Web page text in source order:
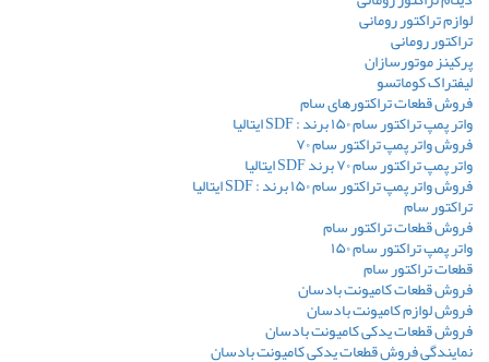
لوازم تراکتور رومانی
تراکتور رومانی
پرکینز موتورسازان
لیفتراک کوماتسو
فروش قطعات تراکتورهای سام
واتر پمپ تراکتور سام ۱۵۰ برند : SDF ایتالیا
فروش واتر پمپ تراکتور سام ۷۰
واتر پمپ تراکتور سام ۷۰ برند SDF ایتالیا
فروش واتر پمپ تراکتور سام ۱۵۰ برند : SDF ایتالیا
تراکتور سام
فروش قطعات تراکتور سام
واتر پمپ تراکتور سام ۱۵۰
قطعات تراکتور سام
فروش قطعات کامیونت بادسان
فروش لوازم کامیونت بادسان
فروش قطعات یدکی کامیونت بادسان
نمایندگی فروش قطعات یدکی کامیونت بادسان